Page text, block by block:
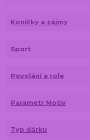
Koníčky a zájmy
Sport
Povolání a role
Parametr Motiv
Typ dárku